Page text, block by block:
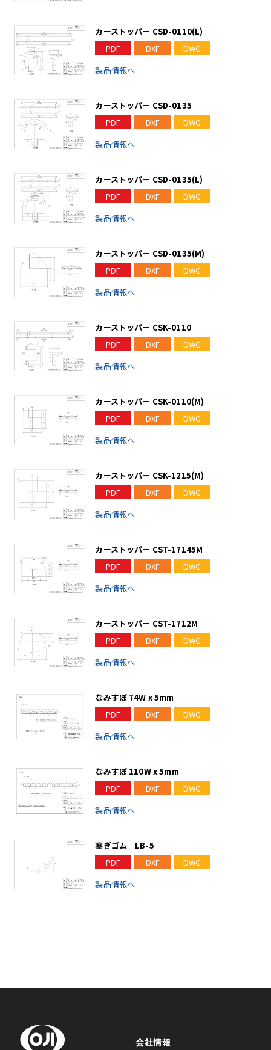
カーストッパー CSD-0110(L)
PDF
DXF
DWG
製品情報へ
カーストッパー CSD-0135
PDF
DXF
DWG
製品情報へ
カーストッパー CSD-0135(L)
PDF
DXF
DWG
製品情報へ
カーストッパー CSD-0135(M)
PDF
DXF
DWG
製品情報へ
カーストッパー CSK-0110
PDF
DXF
DWG
製品情報へ
カーストッパー CSK-0110(M)
PDF
DXF
DWG
製品情報へ
カーストッパー CSK-1215(M)
PDF
DXF
DWG
製品情報へ
カーストッパー CST-17145M
PDF
DXF
DWG
製品情報へ
カーストッパー CST-1712M
PDF
DXF
DWG
製品情報へ
なみすぽ 74W x 5mm
PDF
DXF
DWG
製品情報へ
なみすぽ 110W x 5mm
PDF
DXF
DWG
製品情報へ
塞ぎゴム LB-5
PDF
DXF
DWG
製品情報へ
会社情報